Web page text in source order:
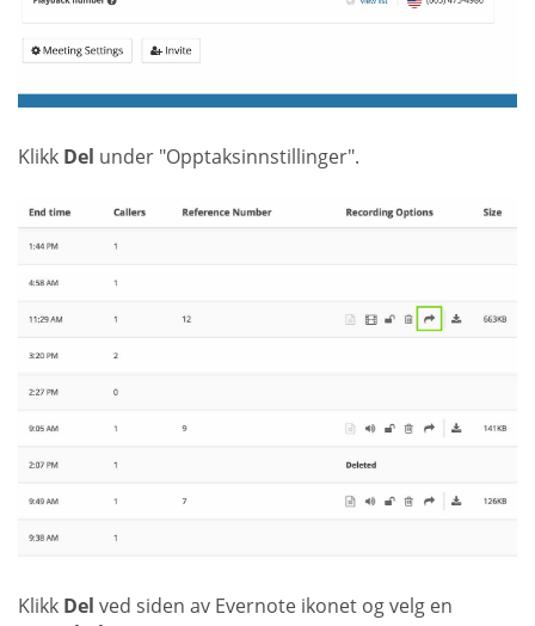
Klikk Del under "Opptaksinnstillinger".
Klikk Del ved siden av Evernote ikonet og velg en